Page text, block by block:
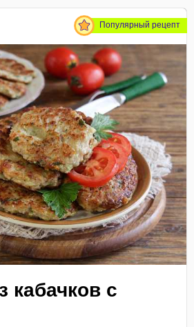
Популярный рецепт
кабачков с